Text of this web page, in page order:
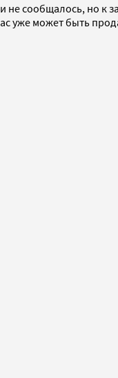
не сообщалось, но к
уже может быть